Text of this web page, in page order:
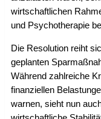
wirtschaftlichen
und Psychotherapie
Die Resolution reiht
geplanten
Während zahlreiche
finanziellen
warnen, sieht nun